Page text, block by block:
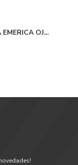
OJ
- Black